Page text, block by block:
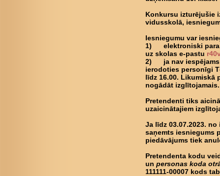
Konkursu izturējušie
vidusskolā,
Iesniegumu var
1) elektroniski
uz skolas e-pastu
2) ja nav iespējams
ierodoties personīgi
līdz 16.00. Likumiskā
nogādāt izglītojamais.
Pretendenti tiks
uzaicinātajiem
Ja līdz 03.07.2023.
saņemts iesniegums
piedāvājums tiek
Pretendenta kodu
un personas koda
111111-00007 kods